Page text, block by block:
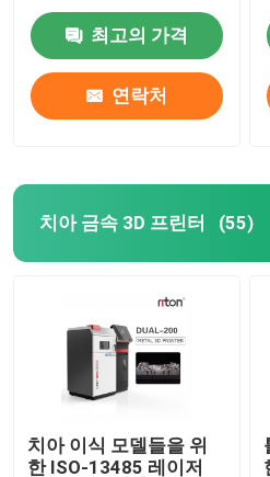
와이어 굽기 기계 DMIS-V1
와이어 굽기 기계 DMIS-V1
최고의 가격
연락처
치아 금속 3D 프린터 (55)
치아 이식 모델들을 위
한 ISO-13485 레이저